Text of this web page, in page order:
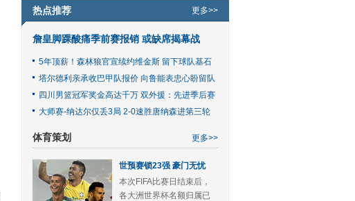
热点推荐 更多>>
詹皇脚踝酸痛季前赛报销 或缺席揭幕战
5年顶薪！森林狼官宣续约维金斯 留下球队基石
塔尔德利亲承收巴甲队报价 向鲁能表忠心盼留队
四川男篮冠军奖金高达千万 双外援：先进季后赛
大师赛-纳达尔仅丢3局 2-0速胜唐纳森进第三轮
体育策划 更多>>
世预赛锁23强 豪门无忧
本次FIFA比赛日结束后，
各大洲世界杯名额归属已